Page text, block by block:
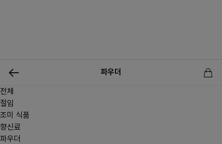
신상품
파우더
전체
절임
조미 식품
향신료
파우더